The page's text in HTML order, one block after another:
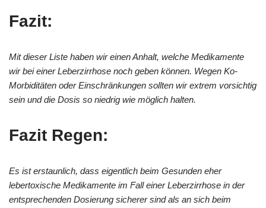
Fazit:
Mit dieser Liste haben wir einen Anhalt, welche Medikamente
wir bei einer Leberzirrhose noch geben können. Wegen Ko-
Morbiditäten oder Einschränkungen sollten wir extrem vorsichtig
sein und die Dosis so niedrig wie möglich halten.
Fazit Regen:
Es ist erstaunlich, dass eigentlich beim Gesunden eher
lebertoxische Medikamente im Fall einer Leberzirrhose in der
entsprechenden Dosierung sicherer sind als an sich beim